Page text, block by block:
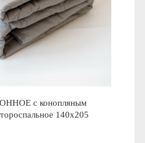
с конопляным
140x205